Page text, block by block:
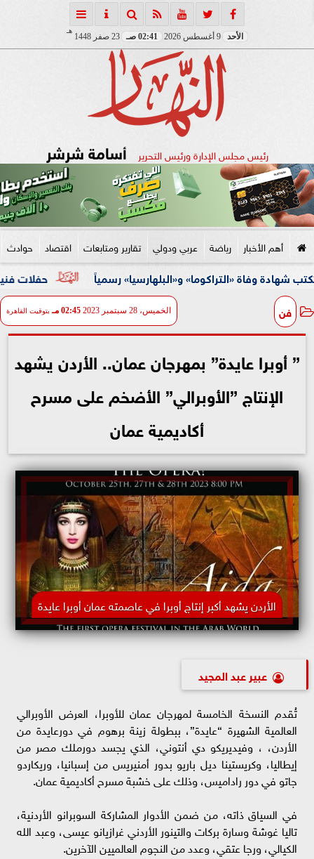
الأحد 02:41 صـ 23 صفر 1448
هـ
رئيس مجلس الإدارة ورئيس التحرير أسامة شرشر
أهم الأخبار رياضة عربي ودولي تقارير ومتابعات اقتصاد حوادث
حفلات فنية وأنشطة «التراكوما» و«البلهارسيا» رسمياً
فن الخميس، 28 سبتمبر 2023 02:45 مـ بتوقيت القاهرة
” أوبرا عايدة” بمهرجان عمان.. الأردن يشهد
الإنتاج ”الأوبرالي” الأضخم على مسرح
أكاديمية عمان
الأردن يشهد أكبر إنتاج أوبرا في عاصمته عمان أوبرا عايدة
عبير عبد المجيد
تُقدم النسخة الخامسة لمهرجان عمان للأوبرا، العرض الأوبرالي
العالمية الشهيرة “عايدة”، ببطولة زينة برهوم في دورعايدة من
الأردن، ، وفيديريكو دي أنتوني، الذي يجسد دورملك مصر من
إيطاليا، وكريستينا ديل باريو بدور أمنيريس من إسبانيا، وريكاردو
جاتو في دور راداميس، وذلك على خشبة مسرح أكاديمية عمان.
في السياق ذاته، من ضمن الأدوار المشاركة السوبرانو الأردنية،
تاليا غوشة وسارة بركات والتينور الأردني غرازيانو عيسى، وعبد الله
الكيالي، ورجا عتقي، وعدد من النجوم العالميين الآخرين.